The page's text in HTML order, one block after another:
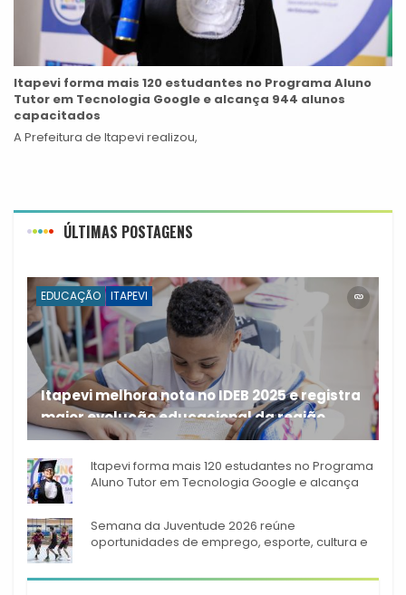
Itapevi forma mais 120 estudantes no Programa Aluno
Tutor em Tecnologia Google e alcança 944 alunos
capacitados
A Prefeitura de Itapevi realizou,
ÚLTIMAS POSTAGENS
EDUCAÇÃO ITAPEVI
Itapevi melhora nota no IDEB 2025 e registra
maior evolução educacional da região
A rede municipal de ensino
Itapevi forma mais 120 estudantes no Programa
Aluno Tutor em Tecnologia Google e alcança
Semana da Juventude 2026 reúne
oportunidades de emprego, esporte, cultura e